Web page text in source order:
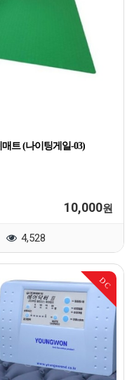
트 (나이팅게일-03)
10,000원
4,528
DC